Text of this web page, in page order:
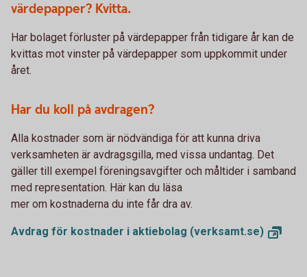
värdepapper? Kvitta.
Har bolaget förluster på värdepapper från tidigare år kan de
kvittas mot vinster på värdepapper som uppkommit under
året.
Har du koll på avdragen?
Alla kostnader som är nödvändiga för att kunna driva
verksamheten är avdragsgilla, med vissa undantag. Det
gäller till exempel föreningsavgifter och måltider i samband
med representation. Här kan du läsa
mer om kostnaderna du inte får dra av.
Avdrag för kostnader i aktiebolag (verksamt.se)